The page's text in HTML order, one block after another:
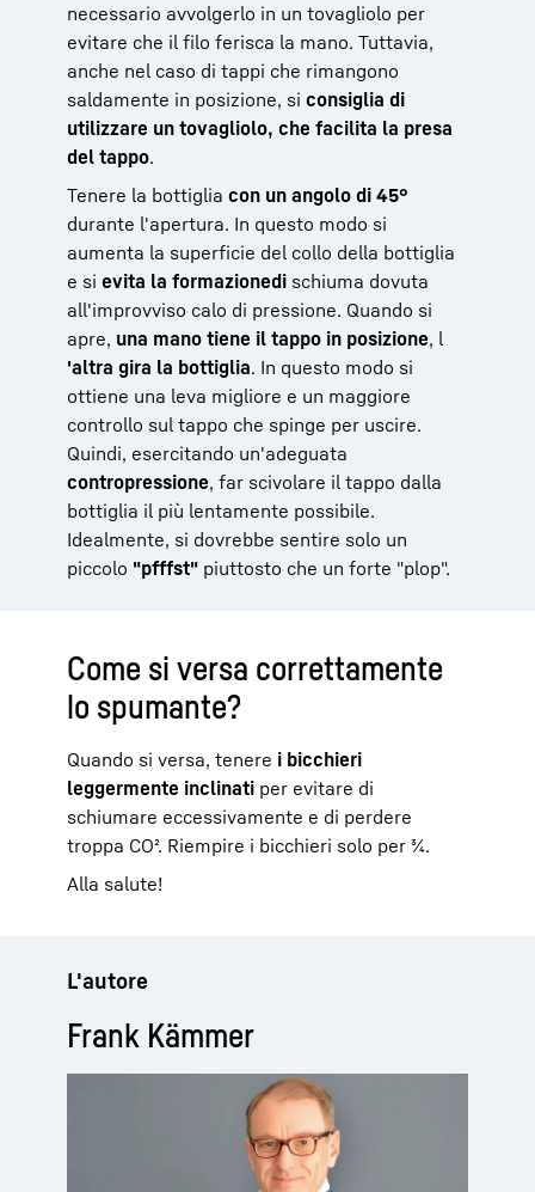
necessario avvolgerlo in un tovagliolo per
evitare che il filo ferisca la mano. Tuttavia,
anche nel caso di tappi che rimangono
saldamente in posizione, si consiglia di
utilizzare un tovagliolo, che facilita la presa
del tappo.
Tenere la bottiglia con un angolo di 45°
durante l'apertura. In questo modo si
aumenta la superficie del collo della bottiglia
e si evita la formazionedi schiuma dovuta
all'improvviso calo di pressione. Quando si
apre, una mano tiene il tappo in posizione, l
'altra gira la bottiglia. In questo modo si
ottiene una leva migliore e un maggiore
controllo sul tappo che spinge per uscire.
Quindi, esercitando un'adeguata
contropressione, far scivolare il tappo dalla
bottiglia il più lentamente possibile.
Idealmente, si dovrebbe sentire solo un
piccolo "pfffst" piuttosto che un forte "plop".
Come si versa correttamente
lo spumante?
Quando si versa, tenere i bicchieri
leggermente inclinati per evitare di
schiumare eccessivamente e di perdere
troppa CO². Riempire i bicchieri solo per ¾.
Alla salute!
L'autore
Frank Kämmer